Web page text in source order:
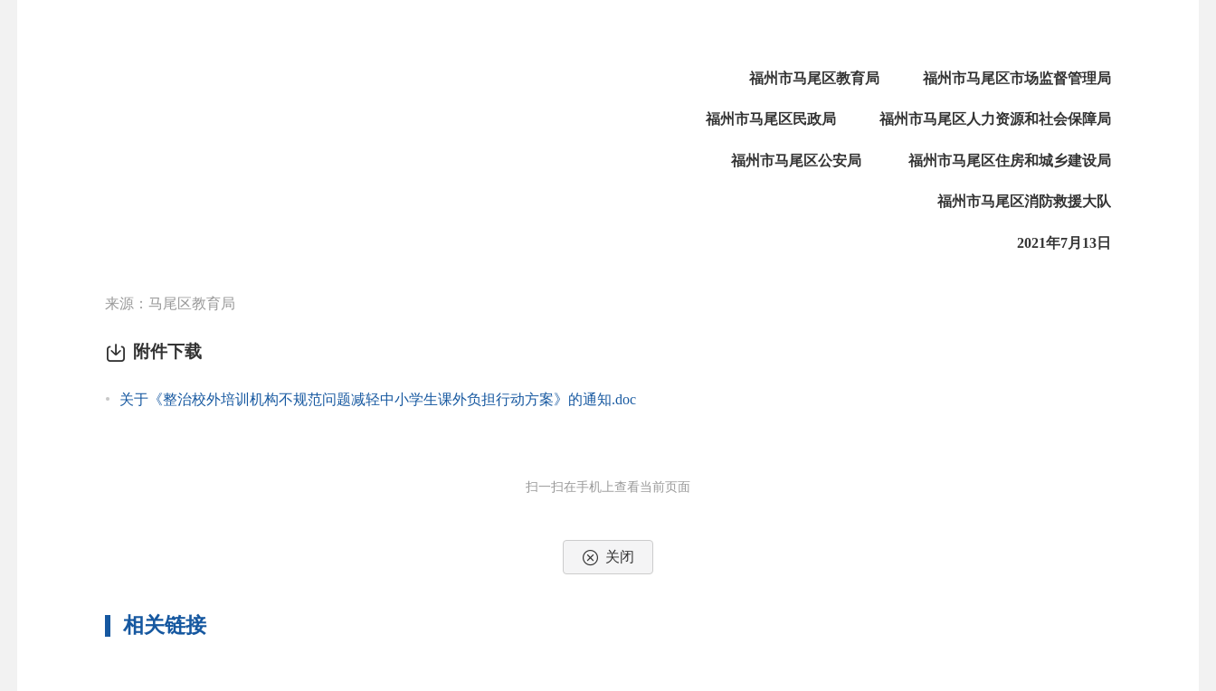
福州市马尾区教育局 福州市马尾区市场监督管理局
福州市马尾区民政局 福州市马尾区人力资源和社会保障局
福州市马尾区公安局 福州市马尾区住房和城乡建设局
福州市马尾区消防救援大队
2021年7月13日
来源：马尾区教育局
附件下载
关于《整治校外培训机构不规范问题减轻中小学生课外负担行动方案》的通知.doc
扫一扫在手机上查看当前页面
关闭
相关链接